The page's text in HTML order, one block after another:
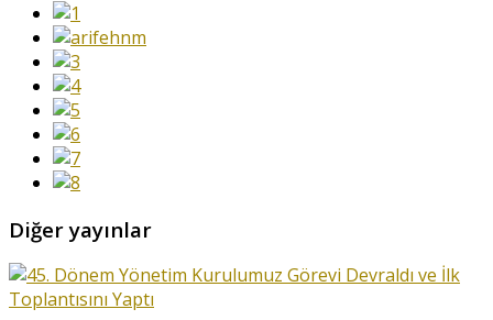
Diğer yayınlar